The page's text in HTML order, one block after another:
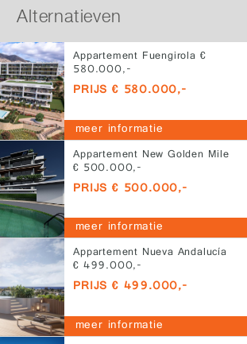
Alternatieven
Appartement Fuengirola €
580.000,-
PRIJS € 580.000,-
meer informatie
Appartement New Golden Mile
€ 500.000,-
PRIJS € 500.000,-
meer informatie
Appartement Nueva Andalucía
€ 499.000,-
PRIJS € 499.000,-
meer informatie